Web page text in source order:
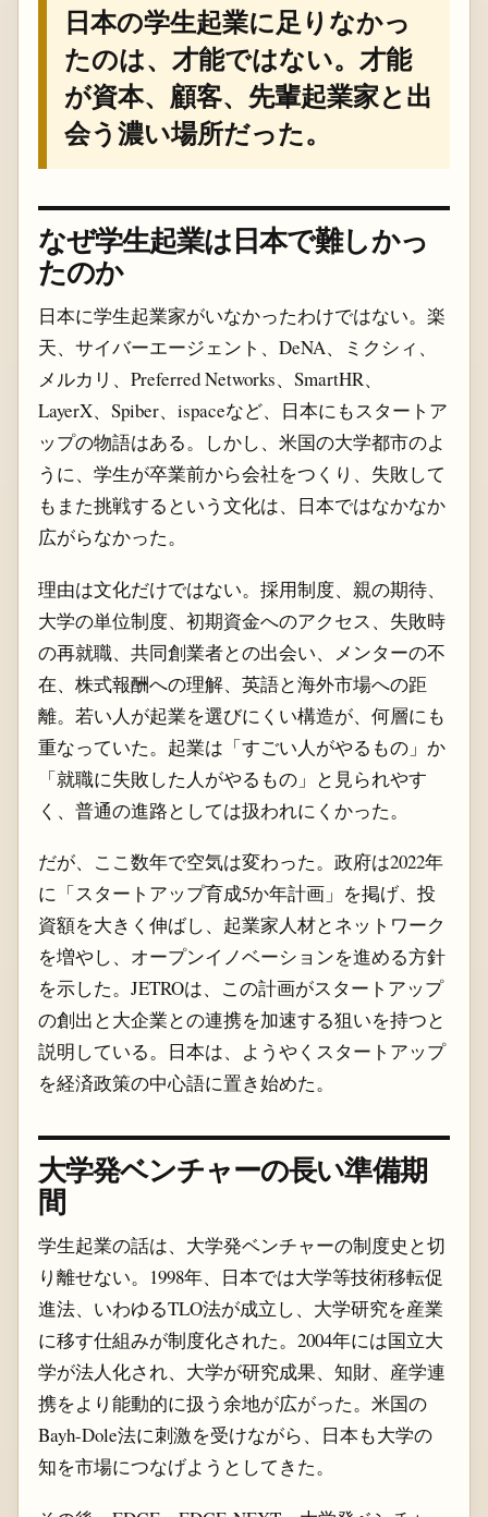
日本の学生起業に足りなかっ
たのは、才能ではない。才能
が資本、顧客、先輩起業家と出
会う濃い場所だった。
なぜ学生起業は日本で難しかっ
たのか
日本に学生起業家がいなかったわけではない。楽
天、サイバーエージェント、DeNA、ミクシィ、
メルカリ、Preferred Networks、SmartHR、
LayerX、Spiber、ispaceなど、日本にもスタートア
ップの物語はある。しかし、米国の大学都市のよ
うに、学生が卒業前から会社をつくり、失敗して
もまた挑戦するという文化は、日本ではなかなか
広がらなかった。
理由は文化だけではない。採用制度、親の期待、
大学の単位制度、初期資金へのアクセス、失敗時
の再就職、共同創業者との出会い、メンターの不
在、株式報酬への理解、英語と海外市場への距
離。若い人が起業を選びにくい構造が、何層にも
重なっていた。起業は「すごい人がやるもの」か
「就職に失敗した人がやるもの」と見られやす
く、普通の進路としては扱われにくかった。
だが、ここ数年で空気は変わった。政府は2022年
に「スタートアップ育成5か年計画」を掲げ、投
資額を大きく伸ばし、起業家人材とネットワーク
を増やし、オープンイノベーションを進める方針
を示した。JETROは、この計画がスタートアップ
の創出と大企業との連携を加速する狙いを持つと
説明している。日本は、ようやくスタートアップ
を経済政策の中心語に置き始めた。
大学発ベンチャーの長い準備期
間
学生起業の話は、大学発ベンチャーの制度史と切
り離せない。1998年、日本では大学等技術移転促
進法、いわゆるTLO法が成立し、大学研究を産業
に移す仕組みが制度化された。2004年には国立大
学が法人化され、大学が研究成果、知財、産学連
携をより能動的に扱う余地が広がった。米国の
Bayh-Dole法に刺激を受けながら、日本も大学の
知を市場につなげようとしてきた。